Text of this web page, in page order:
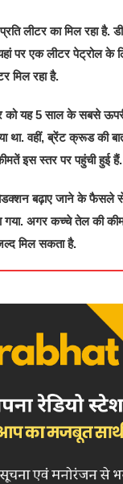
लीटर का मिल रहा है.
पर एक लीटर पेट्रोल
मिल रहा है.
को यह 5 साल के सबसे
था. वहीं, ब्रेंट क्रूड की
इस स्तर पर पहुंची हुई हैं.
बढ़ाए जाने के
अगर कच्चे तेल की
मिल सकता है.